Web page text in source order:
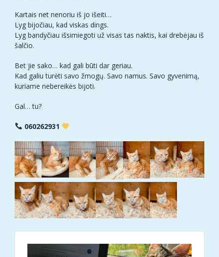
Kartais net nenoriu iš jo išeiti…
Lyg bijočiau, kad viskas dings.
Lyg bandyčiau išsimiegoti už visas tas naktis, kai drebėjau iš
šalčio.
Bet jie sako… kad gali būti dar geriau.
Kad galiu turėti savo žmogų. Savo namus. Savo gyvenimą,
kuriame nebereikės bijoti.
Gal… tu?
060262931